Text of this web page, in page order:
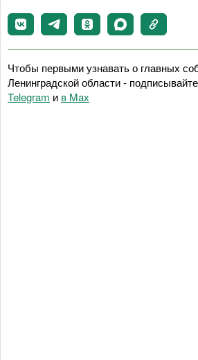
Чтобы первыми узнавать о главных
Ленинградской области -
Telegram и в Maх